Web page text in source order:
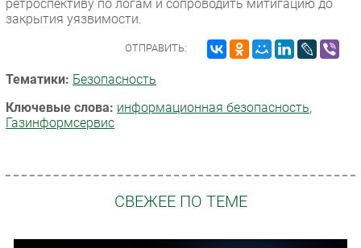
ретроспективу по логам и сопроводить митигацию до
закрытия уязвимости.
ОТПРАВИТЬ:
Тематики: Безопасность
Ключевые слова: информационная безопасность,
Газинформсервис
СВЕЖЕЕ ПО ТЕМЕ